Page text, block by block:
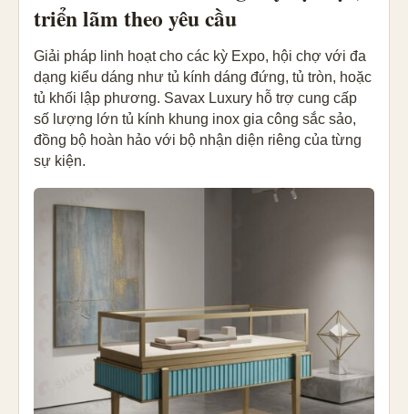
triển lãm theo yêu cầu
Giải pháp linh hoạt cho các kỳ Expo, hội chợ với đa
dạng kiểu dáng như tủ kính dáng đứng, tủ tròn, hoặc
tủ khối lập phương. Savax Luxury hỗ trợ cung cấp
số lượng lớn tủ kính khung inox gia công sắc sảo,
đồng bộ hoàn hảo với bộ nhận diện riêng của từng
sự kiện.